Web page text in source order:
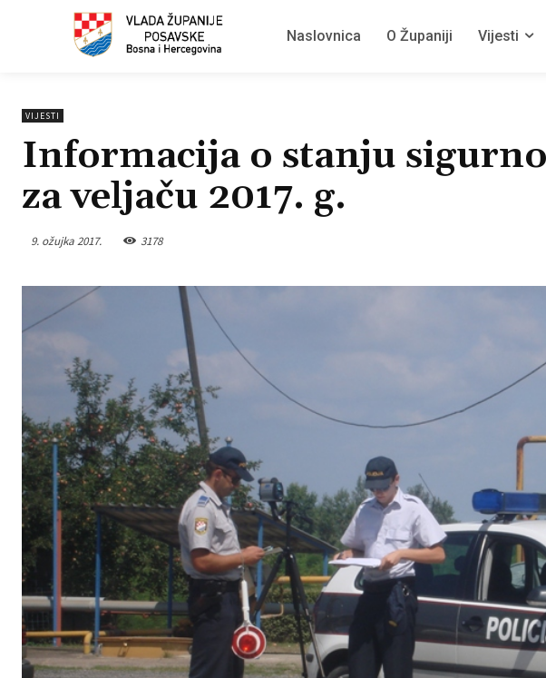
Naslovnica O Županiji Vijesti
VIJESTI
Informacija o stanju
za veljaču 2017. g.
9. ožujka 2017. 3178